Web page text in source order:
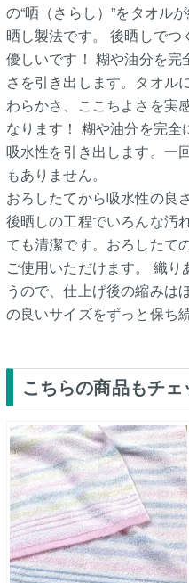
の“晒（さらし）”をタオル
晒し製法です。 後晒しで
優しいです！ 糊や油分を
さを引き出します。タオル
わらかさ、ここちよさを実
なります！ 糊や油分を完
吸水性を引き出します。一
もありません。
おろしたてから吸水性の良
後晒しの工程でいろんな汚
ても清潔です。おろしたて
ご使用いただけます。 織
うので、仕上げ後の縮みは
の良いサイズをずっと保ち
こちらの商品もチ